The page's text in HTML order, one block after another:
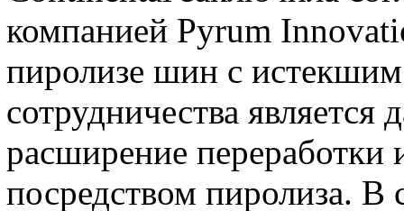
компанией Pyrum
пиролизе шин с
сотрудничества
расширение
посредством пиролиза. В